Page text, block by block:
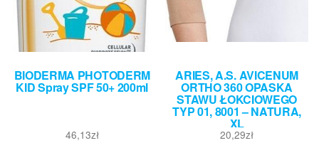
BIODERMA PHOTODERM
KID Spray SPF 50+ 200ml
46,13zł
ARIES, A.S. AVICENUM
ORTHO 360 OPASKA
STAWU ŁOKCIOWEGO
TYP 01, 8001 – NATURA,
XL
20,29zł